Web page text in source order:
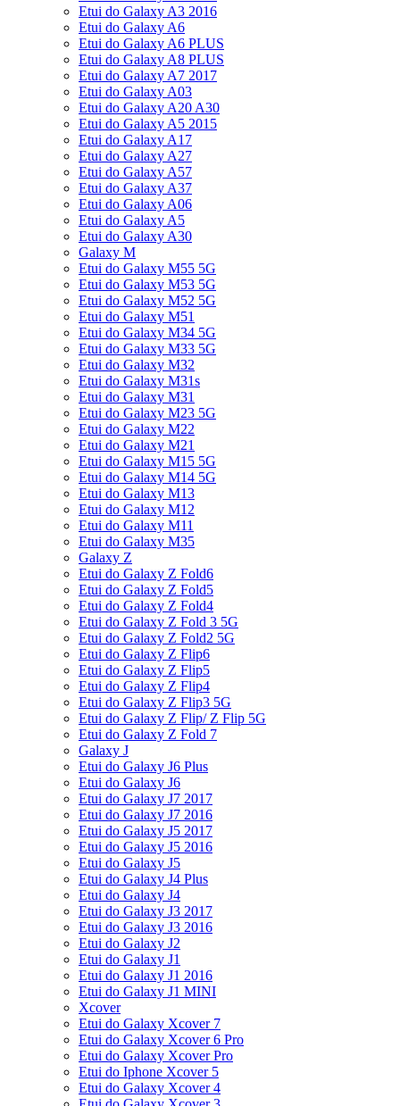
Etui do Galaxy A3 2016
Etui do Galaxy A6
Etui do Galaxy A6 PLUS
Etui do Galaxy A8 PLUS
Etui do Galaxy A7 2017
Etui do Galaxy A03
Etui do Galaxy A20 A30
Etui do Galaxy A5 2015
Etui do Galaxy A17
Etui do Galaxy A27
Etui do Galaxy A57
Etui do Galaxy A37
Etui do Galaxy A06
Etui do Galaxy A5
Etui do Galaxy A30
Galaxy M
Etui do Galaxy M55 5G
Etui do Galaxy M53 5G
Etui do Galaxy M52 5G
Etui do Galaxy M51
Etui do Galaxy M34 5G
Etui do Galaxy M33 5G
Etui do Galaxy M32
Etui do Galaxy M31s
Etui do Galaxy M31
Etui do Galaxy M23 5G
Etui do Galaxy M22
Etui do Galaxy M21
Etui do Galaxy M15 5G
Etui do Galaxy M14 5G
Etui do Galaxy M13
Etui do Galaxy M12
Etui do Galaxy M11
Etui do Galaxy M35
Galaxy Z
Etui do Galaxy Z Fold6
Etui do Galaxy Z Fold5
Etui do Galaxy Z Fold4
Etui do Galaxy Z Fold 3 5G
Etui do Galaxy Z Fold2 5G
Etui do Galaxy Z Flip6
Etui do Galaxy Z Flip5
Etui do Galaxy Z Flip4
Etui do Galaxy Z Flip3 5G
Etui do Galaxy Z Flip/ Z Flip 5G
Etui do Galaxy Z Fold 7
Galaxy J
Etui do Galaxy J6 Plus
Etui do Galaxy J6
Etui do Galaxy J7 2017
Etui do Galaxy J7 2016
Etui do Galaxy J5 2017
Etui do Galaxy J5 2016
Etui do Galaxy J5
Etui do Galaxy J4 Plus
Etui do Galaxy J4
Etui do Galaxy J3 2017
Etui do Galaxy J3 2016
Etui do Galaxy J2
Etui do Galaxy J1
Etui do Galaxy J1 2016
Etui do Galaxy J1 MINI
Xcover
Etui do Galaxy Xcover 7
Etui do Galaxy Xcover 6 Pro
Etui do Galaxy Xcover Pro
Etui do Iphone Xcover 5
Etui do Galaxy Xcover 4